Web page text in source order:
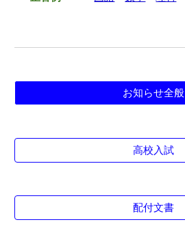
お知らせ全般
高校入試
配付文書